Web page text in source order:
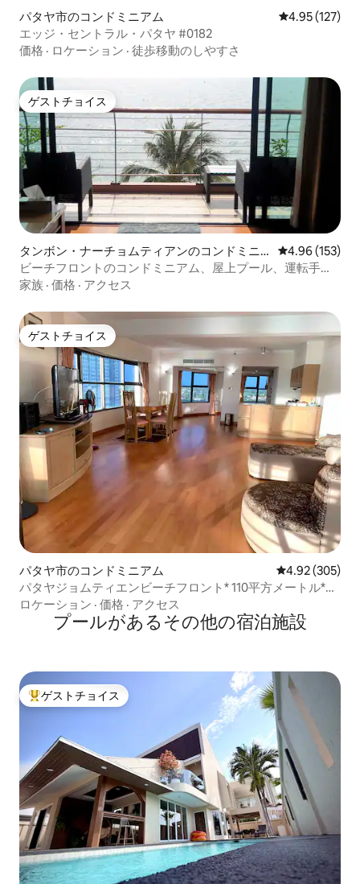
パタヤ市のコンドミニアム レビュー127
4.95 (127)
エッジ・セントラル・パタヤ #0182
価格 · ロケーション · 徒歩移動のしやすさ
ゲストチョイス
ゲストチョイス
タンボン・ナーチョムティアンのコンドミニ
アム
レビュー153
4.96 (153)
ビーチフロントのコンドミニアム、屋上プール、運転手の
オプション
家族 · 価格 · アクセス
ゲストチョイス
ゲストチョイス
パタヤ市のコンドミニアム レビュー305
4.92 (305)
パタヤジョムティエンビーチフロント* 110平方メートル*#
素晴らしい景色#
ロケーション · 価格 · アクセス
プールがあるその他の宿泊施設
大好評のゲストチョイスです。
ゲストチョイス